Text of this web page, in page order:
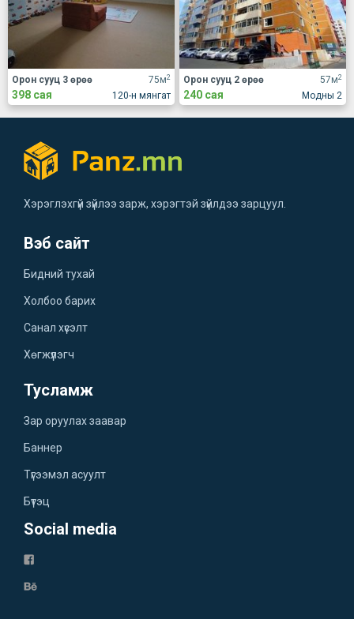
75м2
120-н мянгат
Орон сууц 3 өрөө
398 сая
57м2
Модны 2
Орон сууц 2 өрөө
240 сая
Хэрэглэхгүй зүйлээ зарж, хэрэгтэй зүйлдээ зарцуул.
Вэб сайт
Бидний тухай
Холбоо барих
Санал хүсэлт
Хөгжүүлэгч
Тусламж
Зар оруулах заавар
Баннер
Түгээмэл асуулт
Бүтэц
Social media